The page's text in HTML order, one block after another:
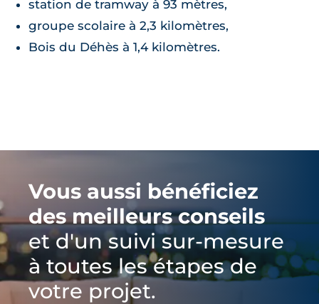
station de tramway à 93 mètres,
groupe scolaire à 2,3 kilomètres,
Bois du Déhès à 1,4 kilomètres.
Vous aussi bénéficiez
des meilleurs conseils
et d'un suivi sur-mesure
à toutes les étapes de
votre projet.